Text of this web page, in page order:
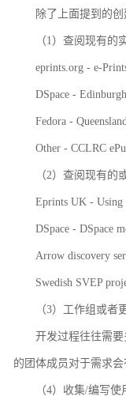
除了上面提到的
（1）查阅现有的
eprints.org - e-
DSpace -
Fedora -
Other - CCLRC
（2）查阅现有
Eprints UK - Using
DSpace - DSpace
Arrow discovery
Swedish SVEP
（3）工作组或者
开发过程往往需
的团体成员对于需求
（4）收集/编写